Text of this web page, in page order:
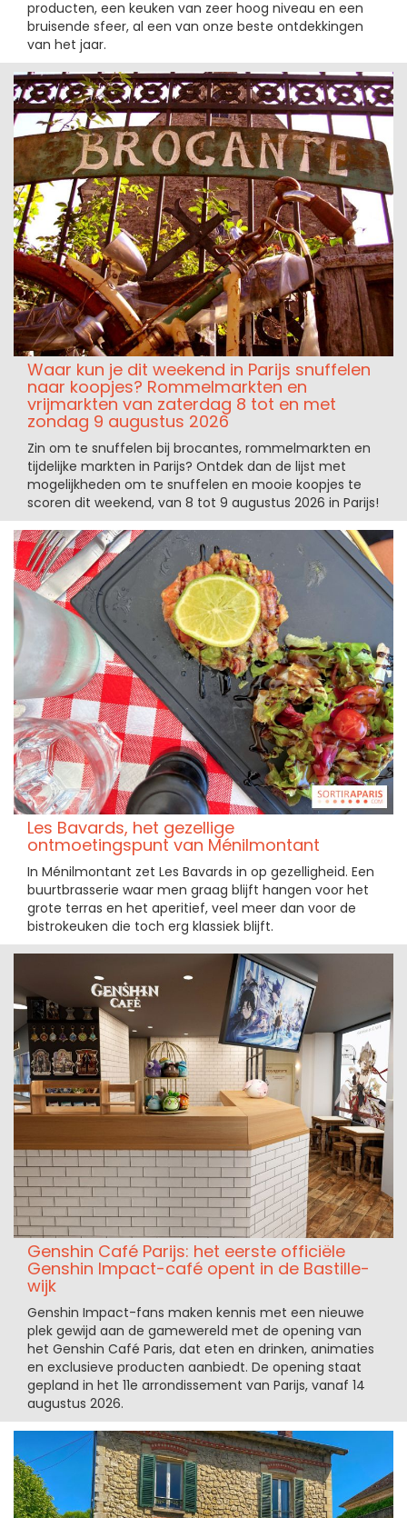
producten, een keuken van zeer hoog niveau en een
bruisende sfeer, al een van onze beste ontdekkingen
van het jaar.
Waar kun je dit weekend in Parijs snuffelen
naar koopjes? Rommelmarkten en
vrijmarkten van zaterdag 8 tot en met
zondag 9 augustus 2026
Zin om te snuffelen bij brocantes, rommelmarkten en
tijdelijke markten in Parijs? Ontdek dan de lijst met
mogelijkheden om te snuffelen en mooie koopjes te
scoren dit weekend, van 8 tot 9 augustus 2026 in Parijs!
Les Bavards, het gezellige
ontmoetingspunt van Ménilmontant
In Ménilmontant zet Les Bavards in op gezelligheid. Een
buurtbrasserie waar men graag blijft hangen voor het
grote terras en het aperitief, veel meer dan voor de
bistrokeuken die toch erg klassiek blijft.
Genshin Café Parijs: het eerste officiële
Genshin Impact-café opent in de Bastille-
wijk
Genshin Impact-fans maken kennis met een nieuwe
plek gewijd aan de gamewereld met de opening van
het Genshin Café Paris, dat eten en drinken, animaties
en exclusieve producten aanbiedt. De opening staat
gepland in het 11e arrondissement van Parijs, vanaf 14
augustus 2026.